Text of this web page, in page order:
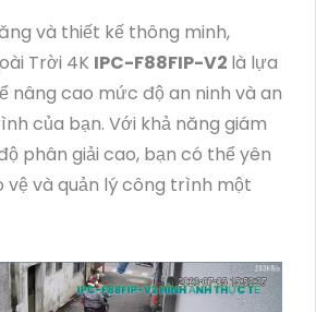
và thiết kế thông minh,
Trời 4K IPC-F88FIP-V2 là lựa
nâng cao mức độ an ninh và an
của bạn. Với khả năng giám
phân giải cao, bạn có thể yên
vệ và quản lý công trình một